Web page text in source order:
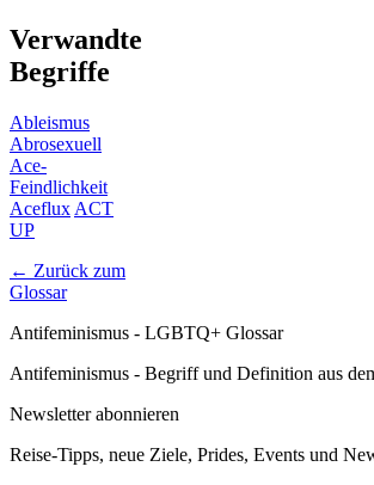
Verwandte
Begriffe
Ableismus
Abrosexuell
Ace-
Feindlichkeit
Aceflux ACT
UP
← Zurück zum
Glossar
Antifeminismus - LGBTQ+ Glossar
Antifeminismus - Begriff und Definition aus
Newsletter abonnieren
Reise-Tipps, neue Ziele, Prides, Events und